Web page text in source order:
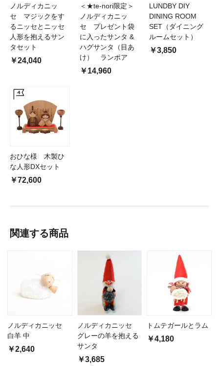
ノルディカニッ
セ マジックをす
るニッセとニッセ
人形を抱えるサン
タセット
￥24,040
＜★te-nori限定＞
ノルディカニッ
セ プレゼント袋
に入ったサンタ &
ハグサンタ（目あ
け） ランポア
￥14,960
LUNDBY DIY
DINING ROOM
SET（ダイニング
ルームセット）
￥3,850
おひな様 木製ひ
な人形DXセット
￥72,600
関連する商品
ノルディカニッセ
白羊 中
￥2,640
ノルディカニッセ
グレーの羊を抱える
サンタ
￥3,685
トムテガールとラム
￥4,180